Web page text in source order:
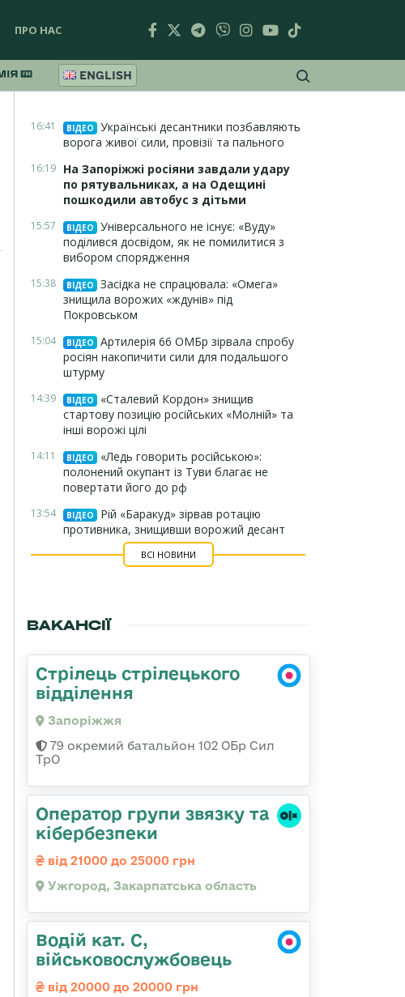
ПРО НАС
ENGLISH
16:41 ВІДЕО
Українські десантники позбавляють
ворога живої сили, провізії та пального
16:19 На Запоріжжі росіяни завдали удару
по рятувальниках, а на Одещині
пошкодили автобус з дітьми
15:57 ВІДЕО
Універсального не існує: «Вуду»
поділився досвідом, як не помилитися з
вибором спорядження
15:38 ВІДЕО
Засідка не спрацювала: «Омега»
знищила ворожих «ждунів» під
Покровськом
15:04 ВІДЕО
Артилерія 66 ОМБр зірвала спробу
росіян накопичити сили для подальшого
штурму
14:39 ВІДЕО
«Сталевий Кордон» знищив
стартову позицію російських «Молній» та
інші ворожі цілі
14:11 ВІДЕО
«Ледь говорить російською»:
полонений окупант із Туви благає не
повертати його до рф
13:54 ВІДЕО
Рій «Баракуд» зірвав ротацію
противника, знищивши ворожий десант
ВСІ НОВИНИ
ВАКАНСІЇ
Стрілець стрілецького
відділення
Запоріжжя
79 окремий батальйон 102 ОБр Сил
ТрО
Оператор групи звязку та
кібербезпеки
від 21000 до 25000 грн
Ужгород, Закарпатська область
Водій кат. С,
військовослужбовець
від 20000 до 20000 грн